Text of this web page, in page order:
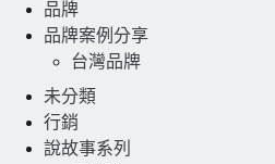
品牌
品牌案例分享
台灣品牌
未分類
行銷
說故事系列